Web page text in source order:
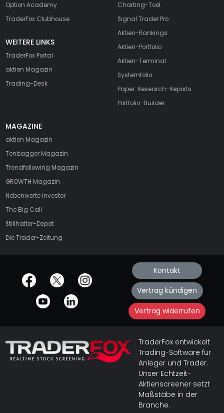
Option Academy
TraderFox Clubhouse
WEITERE LINKS
TraderFox Portal
aktien Magazin
Trading-Desk
Charting-Tool
Signal Trader Pro
Aktien-Rankings
Aktien-Portfolio
Aktien-Terminal
Systemfolio
Paper: Research-Reports
Portfolio-Builder
MAGAZINE
aktien Magazin
Tenbagger Magazin
Trendfollowing Magazin
GROWTH Magazin
Nebenwerte Investor
The Big Call
Stillhalter-Depot
Die Trader-Zeitung
offizielle Social Media-Accounts Kontakt
Vertrag kündigen
Vertrag widerrufen
TraderFox entwickelt
Trading-Software für
Anleger und Trader.
Unser Echtzeit-
Aktienscreener setzt
Maßstäbe in der
Branche.